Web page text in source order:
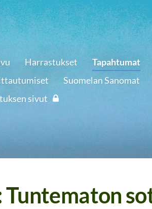
Harrastukset Tapahtumat
Suomelan Sanomat
sivut